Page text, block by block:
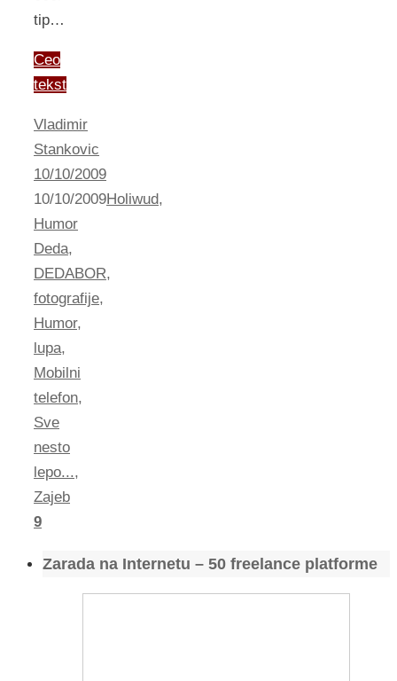
tip…
Ceo
tekst
Vladimir
Stankovic
10/10/2009
10/10/2009Holiwud,
Humor
Deda,
DEDABOR,
fotografije,
Humor,
lupa,
Mobilni
telefon,
Sve
nesto
lepo...,
Zajeb
9
Zarada na Internetu – 50 freelance platforme